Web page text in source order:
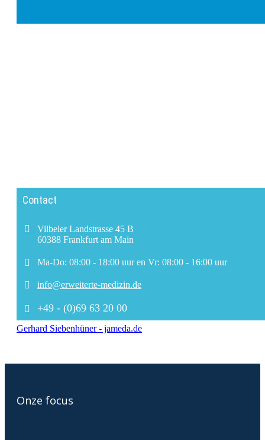
Contact
Vilbeler Landstrasse 45 B
60388 Frankfurt am Main
Ma-Do: 08:00 - 18:00 uur en Vr: 08:00 - 16:00 uur
info@erweiterte-medizin.de
+49 - (0)69 63 20 00
Gerhard Siebenhüner - jameda.de
Onze focus